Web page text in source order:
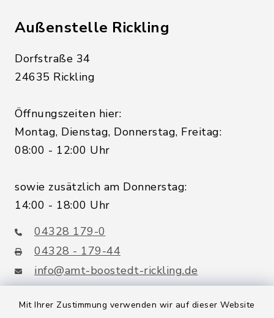
Mit Ihrer Zustimmung verwenden wir auf dieser Website
Außenstelle Rickling
Dorfstraße 34
24635 Rickling
Öffnungszeiten hier:
Montag, Dienstag, Donnerstag, Freitag:
08:00 - 12:00 Uhr
sowie zusätzlich am Donnerstag:
14:00 - 18:00 Uhr
04328 179-0
04328 - 179-44
info@amt-boostedt-rickling.de